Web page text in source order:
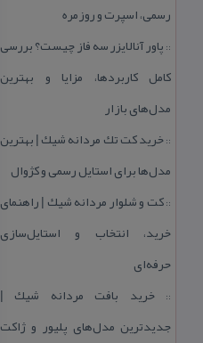
رسمی، اسپرت و روزمره
:: پاور آنالایزر سه فاز چیست؟ بررسی
كامل كاربردها، مزایا و بهترین
مدل‌های بازار
::خرید كت تك مردانه شیك | بهترین
مدل‌ها برای استایل رسمی و كژوال
::كت و شلوار مردانه شیك | راهنمای
خرید، انتخاب و استایل‌سازی
حرفه‌ای
::خرید بافت مردانه شیك |
جدیدترین مدل‌های پلیور و ژاكت